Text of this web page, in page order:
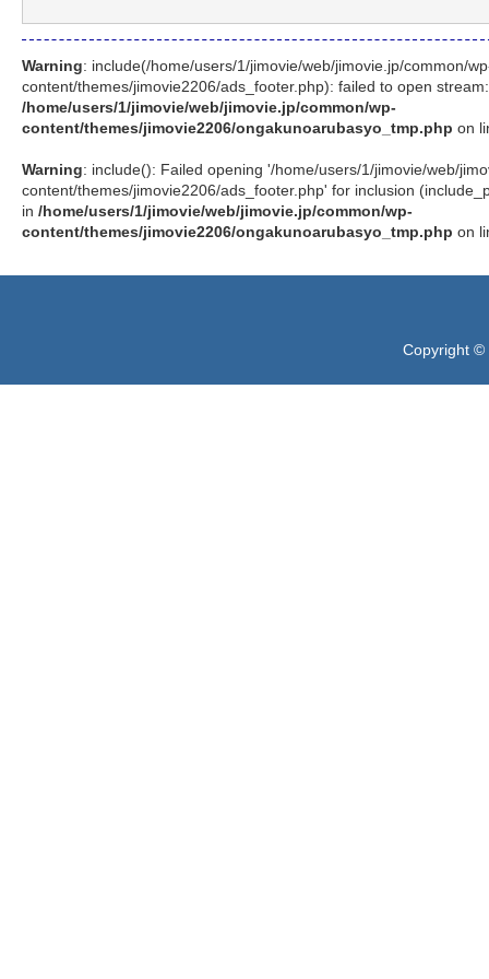
Warning: include(/home/users/1/jimovie/web/jimovie.jp/common/
content/themes/jimovie2206/ads_footer.php): failed to open
/home/users/1/jimovie/web/jimovie.jp/common/wp-
content/themes/jimovie2206/ongakunoarubasyo_tmp.php on
Warning: include(): Failed opening '/home/users/1/jimovie/web/
content/themes/jimovie2206/ads_footer.php' for inclusion
in /home/users/1/jimovie/web/jimovie.jp/common/wp-
content/themes/jimovie2206/ongakunoarubasyo_tmp.php on
Copyright ©